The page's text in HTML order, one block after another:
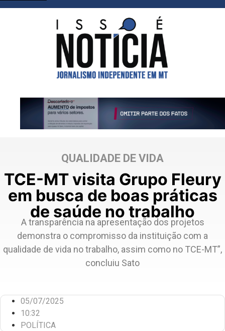
QUALIDADE DE VIDA
TCE-MT visita Grupo Fleury
em busca de boas práticas
de saúde no trabalho
A transparência na apresentação dos projetos
demonstra o compromisso da instituição com a
qualidade de vida no trabalho, assim como no TCE-MT”,
concluiu Sato
05/07/2025
10:32
POLÍTICA